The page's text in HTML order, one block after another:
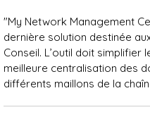
"My Network Management
dernière solution destinée
Conseil. L’outil doit simplifier
meilleure centralisation des
différents maillons de la